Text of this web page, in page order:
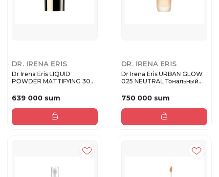
DR. IRENA ERIS
Dr Irena Eris LIQUID
POWDER MATTIFYING 30
639 000 sum
DR. IRENA ERIS
Dr Irena Eris URBAN GLOW
025 NEUTRAL Тональный
750 000 sum